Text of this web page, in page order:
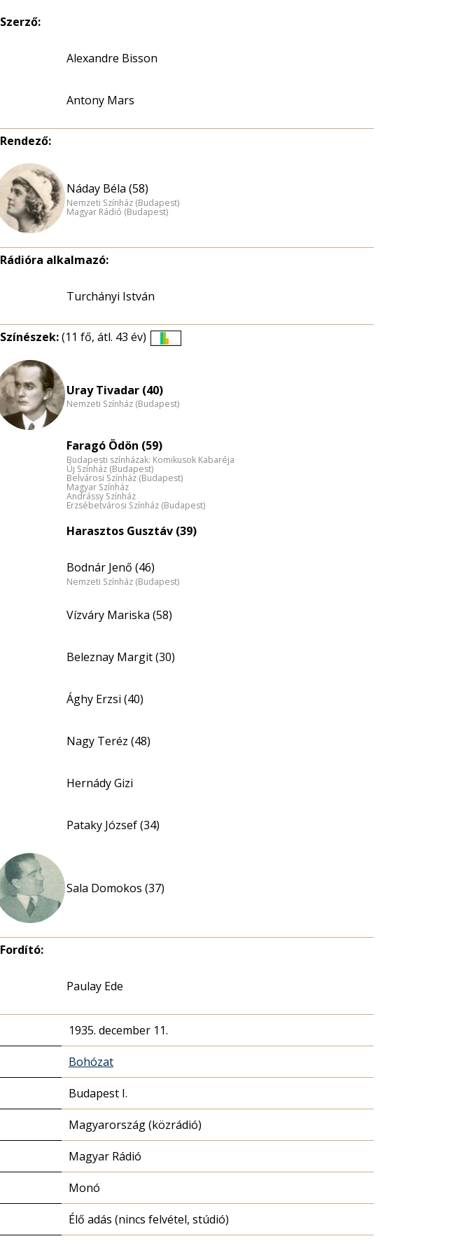
Szerző:
Alexandre Bisson
Antony Mars
Rendező:
Náday Béla (58)
Nemzeti Színház (Budapest)
Magyar Rádió (Budapest)
Rádióra alkalmazó:
Turchányi István
Színészek:(11 fő, átl. 43 év)
Uray Tivadar (40)
Nemzeti Színház (Budapest)
Faragó Ödön (59)
Budapesti színházak: Komikusok Kabaréja
Új Színház (Budapest)
Belvárosi Színház (Budapest)
Magyar Színház
Andrássy Színház
Erzsébetvárosi Színház (Budapest)
Harasztos Gusztáv (39)
Bodnár Jenő (46)
Nemzeti Színház (Budapest)
Vízváry Mariska (58)
Beleznay Margit (30)
Ághy Erzsi (40)
Nagy Teréz (48)
Hernády Gizi
Pataky József (34)
Sala Domokos (37)
Fordító:
Paulay Ede
1935. december 11.
Bohózat
Budapest I.
Magyarország (közrádió)
Magyar Rádió
Monó
Élő adás (nincs felvétel, stúdió)